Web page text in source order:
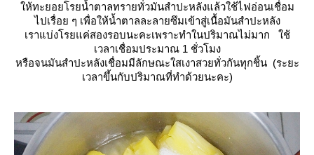
ห้ทะยอยโรยน้ำตาลทรายทั่วมันสำปะหลังแล้วใช้ไฟอ่อนเชื่อม
ไปเรื่อย ๆ เพื่อให้น้ำตาลละลายซึมเข้าสู่เนื้อมันสำปะหลัง
เราแบ่งโรยแค่สองรอบนะคะเพราะทำในปริมาณไม่มาก ใช้
เวลาเชื่อมประมาณ 1 ชั่วโมง
หรือจนมันสำปะหลังเชื่อมมีลักษณะใสเงาสวยทั่วกันทุกชิ้น (ระยะ
เวลาขึ้นกับปริมาณที่ทำด้วยนะคะ)